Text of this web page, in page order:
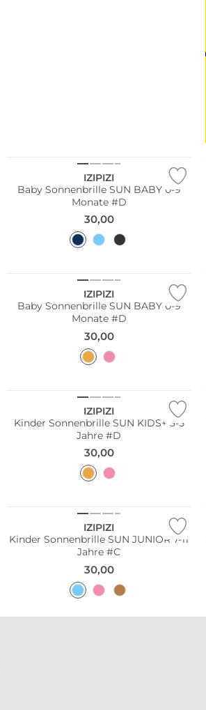
IZIPIZI
Baby Sonnenbrille SUN BABY 0-9
Monate #D
30,00
IZIPIZI
Baby Sonnenbrille SUN BABY 0-9
Monate #D
30,00
IZIPIZI
Kinder Sonnenbrille SUN KIDS+ 3-5
Jahre #D
30,00
IZIPIZI
Kinder Sonnenbrille SUN JUNIOR 7-11
Jahre #C
30,00